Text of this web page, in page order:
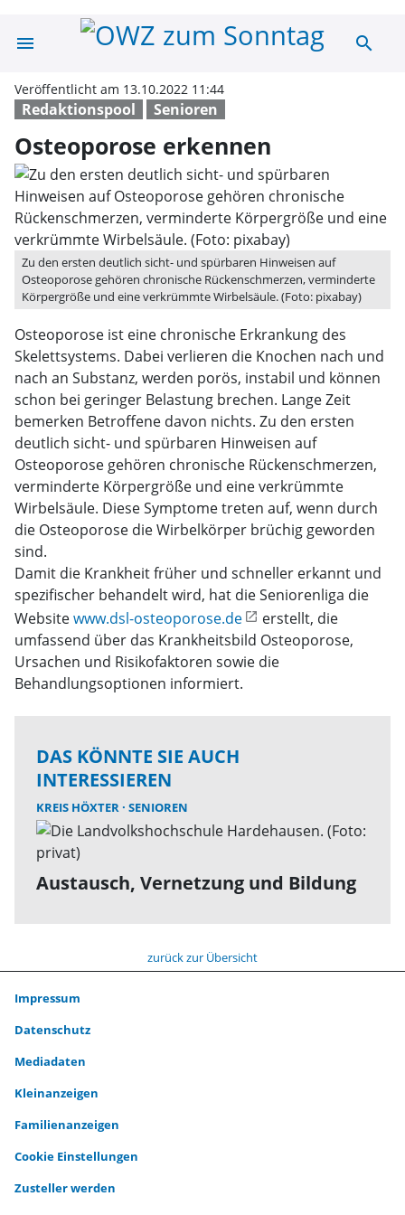
menu Osteoporose
search
Redaktionspool Senioren
Veröffentlicht am 13.10.2022 11:44
Osteoporose erkennen
Zu den ersten deutlich sicht- und spürbaren Hinweisen auf
Osteoporose gehören chronische Rückenschmerzen, verminderte
Körpergröße und eine verkrümmte Wirbelsäule. (Foto: pixabay)
Osteoporose ist eine chronische Erkrankung des
Skelettsystems. Dabei verlieren die Knochen nach und
nach an Substanz, werden porös, instabil und können
schon bei geringer Belastung brechen. Lange Zeit
bemerken Betroffene davon nichts. Zu den ersten
deutlich sicht- und spürbaren Hinweisen auf
Osteoporose gehören chronische Rückenschmerzen,
verminderte Körpergröße und eine verkrümmte
Wirbelsäule. Diese Symptome treten auf, wenn durch
die Osteoporose die Wirbelkörper brüchig geworden
sind.
Damit die Krankheit früher und schneller erkannt und
spezifischer behandelt wird, hat die Seniorenliga die
Websitewww.dsl-osteoporose.de
erstellt, die
umfassend über das Krankheitsbild Osteoporose,
Ursachen und Risikofaktoren sowie die
Behandlungsoptionen informiert.
DAS KÖNNTE SIE AUCH
INTERESSIEREN
KREIS HÖXTER SENIOREN
Austausch, Vernetzung und Bildung
zurück zur Übersicht
Impressum
Datenschutz
Mediadaten
Kleinanzeigen
Familienanzeigen
Cookie Einstellungen
Zusteller werden